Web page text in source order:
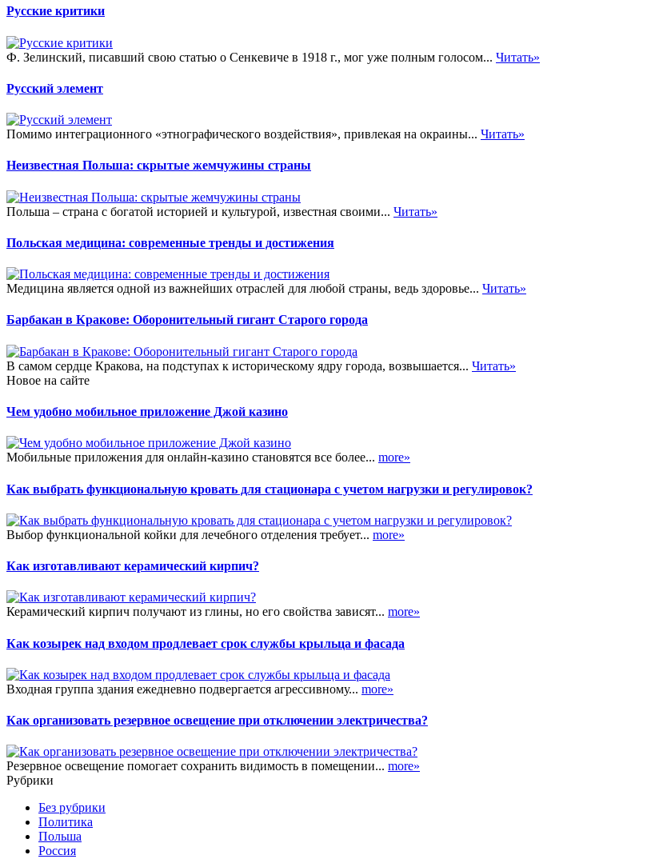
Русские критики
Ф. Зелинский, писавший свою статью о Сенкевиче в 1918 г., мог уже полным голосом... Читать»
Русский элемент
Помимо интеграционного «этнографического воздействия», привлекая на окраины... Читать»
Неизвестная Польша: скрытые жемчужины страны
Польша – страна с богатой историей и культурой, известная своими... Читать»
Польская медицина: современные тренды и достижения
Медицина является одной из важнейших отраслей для любой страны, ведь здоровье... Читать»
Барбакан в Кракове: Оборонительный гигант Старого города
В самом сердце Кракова, на подступах к историческому ядру города, возвышается... Читать»
Новое на сайте
Чем удобно мобильное приложение Джой казино
Мобильные приложения для онлайн-казино становятся все более... more»
Как выбрать функциональную кровать для стационара с учетом нагрузки и регулировок?
Выбор функциональной койки для лечебного отделения требует... more»
Как изготавливают керамический кирпич?
Керамический кирпич получают из глины, но его свойства зависят... more»
Как козырек над входом продлевает срок службы крыльца и фасада
Входная группа здания ежедневно подвергается агрессивному... more»
Как организовать резервное освещение при отключении электричества?
Резервное освещение помогает сохранить видимость в помещении... more»
Рубрики
Без рубрики
Политика
Польша
Россия